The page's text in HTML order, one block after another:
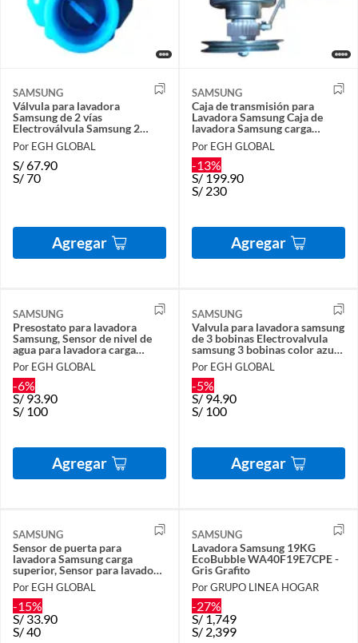
SAMSUNG
Válvula para lavadora
Samsung de 2 vías
Electroválvula Samsung 2
bobinas color azul DC62-
00311C
Por EGH GLOBAL
S/67.90
S/70
Agregar
SAMSUNG
Caja de transmisión para
Lavadora Samsung Caja de
lavadora Samsung carga
superior wobble 10kg a 17kg
Por EGH GLOBAL
-13%
S/199.90
S/ 230
Agregar
SAMSUNG
Presostato para lavadora
Samsung, Sensor de nivel de
agua para lavadora carga
superior
Por EGH GLOBAL
-6%
S/93.90
S/ 100
Agregar
SAMSUNG
Valvula para lavadora samsung
de 3 bobinas Electrovalvula
samsung 3 bobinas color azul
220vac 60hz
Por EGH GLOBAL
-5%
S/94.90
S/ 100
Agregar
SAMSUNG
Sensor de puerta para
lavadora Samsung carga
superior, Sensor para lavadora
Samsung
Por EGH GLOBAL
-15%
S/33.90
S/40
SAMSUNG
Lavadora Samsung 19KG
EcoBubble WA40F19E7CPE -
Gris Grafito
Por GRUPO LINEA HOGAR
-27%
S/1,749
S/ 2,399